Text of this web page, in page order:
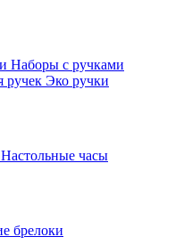
Наборы с ручками
ручек Эко ручки
Настольные часы
брелоки